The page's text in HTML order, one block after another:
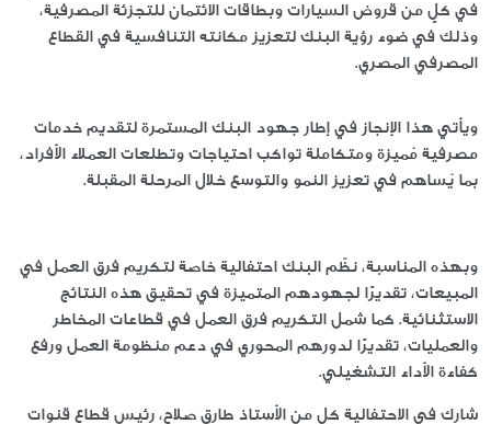
في كلٍ من قروض السيارات وبطاقات الائتمان للتجزئة المصرفية،
وذلك في ضوء رؤية البنك لتعزيز مكانته التنافسية في القطاع
المصرفي المصري.
ويأتي هذا الإنجاز في إطار جهود البنك المستمرة لتقديم خدمات
مصرفية مُميزة ومتكاملة تواكب احتياجات وتطلعات العملاء الأفراد،
بما يُساهم في تعزيز النمو والتوسع خلال المرحلة المقبلة.
وبهذه المناسبة، نظّم البنك احتفالية خاصة لتكريم فرق العمل في
المبيعات، تقديرًا لجهودهم المتميزة في تحقيق هذه النتائج
الاستثنائية. كما شمل التكريم فرق العمل في قطاعات المخاطر
والعمليات، تقديرًا لدورهم المحوري في دعم منظومة العمل ورفع
كفاءة الأداء التشغيلي.
شارك في الاحتفالية كلٍ من الأستاذ طارق صلاح، رئيس قطاع قنوات